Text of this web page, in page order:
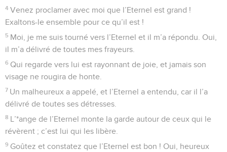
4 Venez proclamer avec moi que l’Eternel est grand !
Exaltons-le ensemble pour ce qu’il est !
5 Moi, je me suis tourné vers l’Eternel et il m’a répondu. Oui,
il m’a délivré de toutes mes frayeurs.
6 Qui regarde vers lui est rayonnant de joie, et jamais son
visage ne rougira de honte.
7 Un malheureux a appelé, et l’Eternel a entendu, car il l’a
délivré de toutes ses détresses.
8 L’*ange de l’Eternel monte la garde autour de ceux qui le
révèrent ; c’est lui qui les libère.
9 Goûtez et constatez que l’Eternel est bon ! Oui, heureux